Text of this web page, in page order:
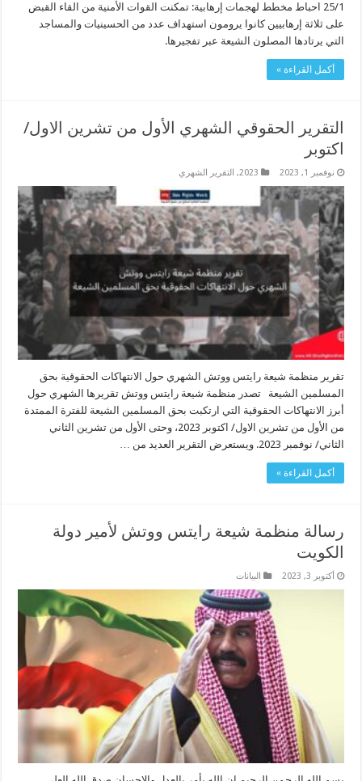
25/1 احباط مخطط لهجمات إرهابية: تمكنت القوات الأمنية من القاء القبض
على ثلاثة إرهابيين كانوا يرومون استهداف عدد من الحسينيات والمساجد
التي يرتادها المصلون الشيعة عبر تفجيرها.
أكمل القراءة »
التقرير الحقوقي الشهري الأول من تشرين الاول/
اكتوبر
نوفمبر 1, 2023 2023
, التقرير الشهري
تقرير منظمة شيعة رايتس ووتش الشهري حول الانتهاكات الحقوقية بحق
المسلمين الشيعة تصدر منظمة شيعة رايتس ووتش تقريرها الشهري حول
أبرز الانتهاكات الحقوقية التي ارتكبت بحق المسلمين الشيعة للفترة الممتدة
من الأول من تشرين الاول/ اكتوبر 2023، وحتى الأول من تشرين الثاني
الثاني/ نوفمبر 2023. ويستعرض التقرير العديد من …
أكمل القراءة »
رسالة منظمة شيعة رايتس ووتش لأمير دولة
الكويت
أكتوبر 3, 2023 البیانات